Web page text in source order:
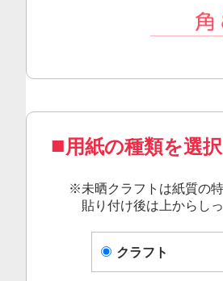
用紙の種類を選
※未晒クラフト は紙質の
貼り付け後は上からし
クラフト